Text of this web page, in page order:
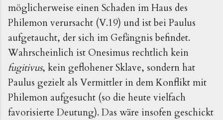
möglicherweise einen Schaden im Haus des
Philemon verursacht (V.19) und ist bei Paulus
aufgetaucht, der sich im Gefängnis befindet.
Wahrscheinlich ist Onesimus rechtlich kein
fugitivus, kein geflohener Sklave, sondern hat
Paulus gezielt als Vermittler in dem Konflikt mit
Philemon aufgesucht (so die heute vielfach
favorisierte Deutung). Das wäre insofen geschickt